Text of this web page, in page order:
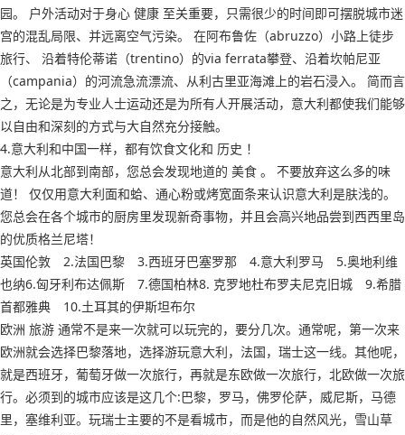
园。 户外活动对于身心 健康 至关重要，只需很少的时间即可摆脱城市迷
宫的混乱局限、并远离空气污染。 在阿布鲁佐（abruzzo）小路上徒步
旅行、 沿着特伦蒂诺（trentino）的via ferrata攀登、沿着坎帕尼亚
（campania）的河流急流漂流、从利古里亚海滩上的岩石浸入。 简而言
之，无论是为专业人士运动还是为所有人开展活动，意大利都使我们能够
以自由和深刻的方式与大自然充分接触。
4.意大利和中国一样，都有饮食文化和 历史 ！
意大利从北部到南部，您总会发现地道的 美食 。 不要放弃这么多的味
道！ 仅仅用意大利面和蛤、通心粉或烤宽面条来认识意大利是肤浅的。
您总会在各个城市的厨房里发现新奇事物，并且会高兴地品尝到西西里岛
的优质格兰尼塔！
英国伦敦 2.法国巴黎 3.西班牙巴塞罗那 4.意大利罗马 5.奥地利维
也纳6.匈牙利布达佩斯 7.德国柏林8. 克罗地杜布罗夫尼克旧城 9.希腊
首都雅典 10.土耳其的伊斯坦布尔
欧洲 旅游 通常不是来一次就可以玩完的，要分几次。通常呢，第一次来
欧洲就会选择巴黎落地，选择游玩意大利，法国，瑞士这一线。其他呢，
就是西班牙，葡萄牙做一次旅行，再就是东欧做一次旅行，北欧做一次旅
行。必须到的城市应该是这几个:巴黎，罗马，佛罗伦萨，威尼斯，马德
里，塞维利亚。玩瑞士主要的不是看城市，而是他的自然风光，雪山草